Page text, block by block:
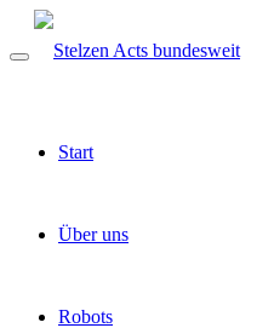
Start
Über uns
Robots